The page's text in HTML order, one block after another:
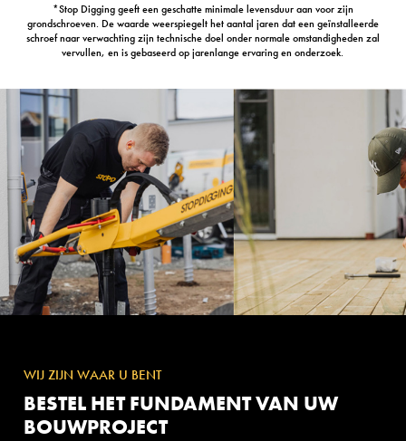
*Stop Digging geeft een geschatte minimale levensduur aan voor zijn
grondschroeven. De waarde weerspiegelt het aantal jaren dat een geïnstalleerde
schroef naar verwachting zijn technische doel onder normale omstandigheden zal
vervullen, en is gebaseerd op jarenlange ervaring en onderzoek.
WIJ ZIJN WAAR U BENT
BESTEL HET FUNDAMENT VAN UW
BOUWPROJECT